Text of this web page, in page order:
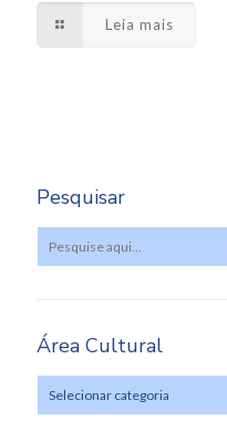
Leia mais
Pesquisar
Área Cultural